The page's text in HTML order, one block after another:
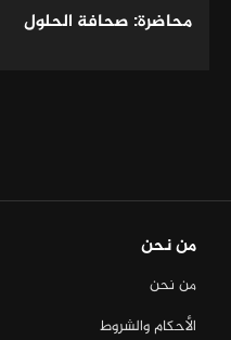
محاضرة: صحافة الحلول
من نحن
من نحن
الأحكام والشروط